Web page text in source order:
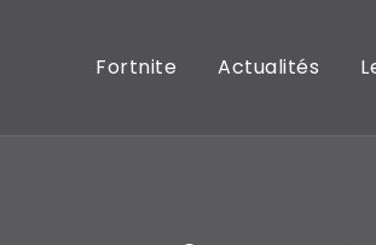
Fortnite Actualités